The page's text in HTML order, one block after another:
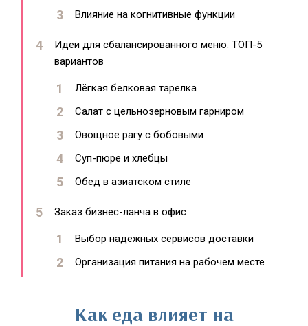
Влияние на когнитивные функции
Идеи для сбалансированного меню: ТОП-5
вариантов
Лёгкая белковая тарелка
Салат с цельнозерновым гарниром
Овощное рагу с бобовыми
Суп-пюре и хлебцы
Обед в азиатском стиле
Заказ бизнес-ланча в офис
Выбор надёжных сервисов доставки
Организация питания на рабочем месте
Как еда влияет на